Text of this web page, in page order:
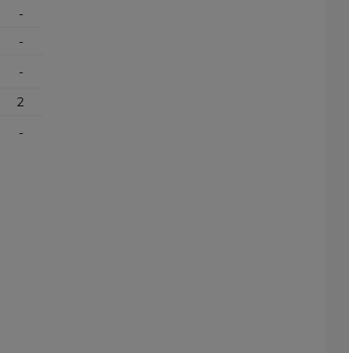
-
-
-
2
-